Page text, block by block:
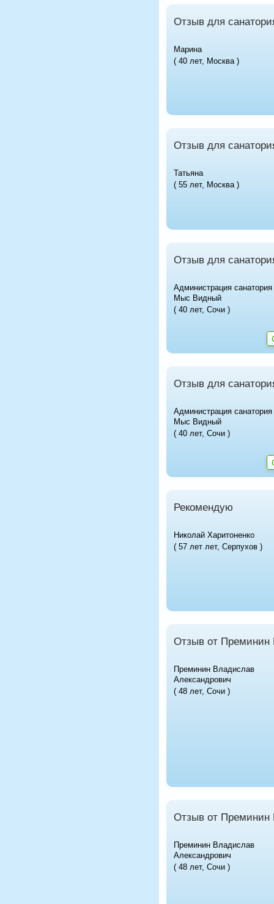
Отзыв для
Марина
( 40 лет, Москва )
Отзыв для
Татьяна
( 55 лет, Москва )
Отзыв для
Администрация санатория
Мыс Видный
( 40 лет, Сочи )
Отзыв для
Администрация санатория
Мыс Видный
( 40 лет, Сочи )
Рекомендую
Николай Харитоненко
( 57 лет лет, Серпухов )
Отзыв от Преминин
Преминин Владислав
Александрович
( 48 лет, Сочи )
Отзыв от Преминин
Преминин Владислав
Александрович
( 48 лет, Сочи )